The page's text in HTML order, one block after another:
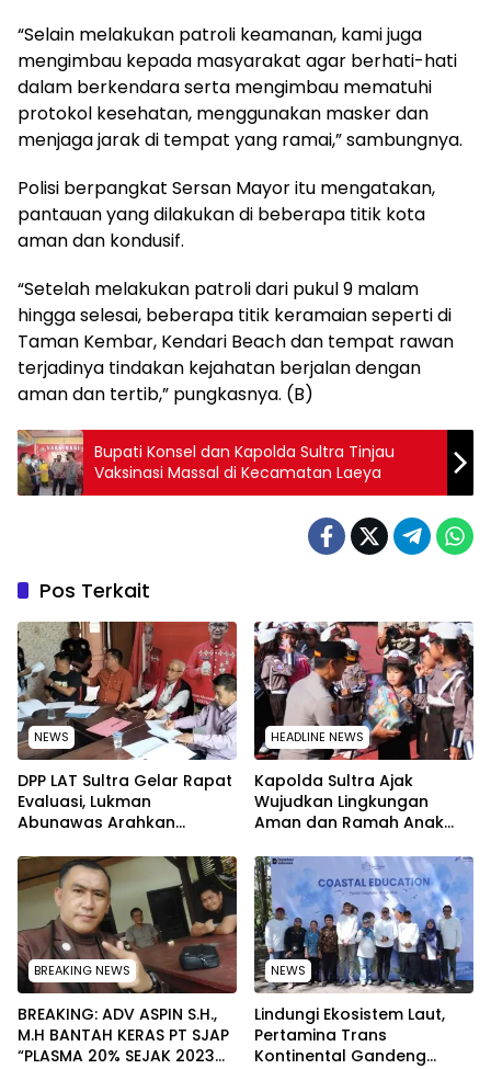
“Selain melakukan patroli keamanan, kami juga
mengimbau kepada masyarakat agar berhati-hati
dalam berkendara serta mengimbau mematuhi
protokol kesehatan, menggunakan masker dan
menjaga jarak di tempat yang ramai,” sambungnya.
Polisi berpangkat Sersan Mayor itu mengatakan,
pantauan yang dilakukan di beberapa titik kota
aman dan kondusif.
“Setelah melakukan patroli dari pukul 9 malam
hingga selesai, beberapa titik keramaian seperti di
Taman Kembar, Kendari Beach dan tempat rawan
terjadinya tindakan kejahatan berjalan dengan
aman dan tertib,” pungkasnya. (B)
Bupati Konsel dan Kapolda Sultra Tinjau
Vaksinasi Massal di Kecamatan Laeya
Pos Terkait
NEWS
‎DPP LAT Sultra Gelar Rapat
Evaluasi, Lukman
Abunawas Arahkan
Secara Rutin dan
Menyeluruh
HEADLINE NEWS
Kapolda Sultra Ajak
Wujudkan Lingkungan
Aman dan Ramah Anak
Nasional 2026
BREAKING NEWS
BREAKING: ADV ASPIN S.H.,
M.H BANTAH KERAS PT SJAP
“PLASMA 20% SEJAK 2023
NEWS
Lindungi Ekosistem Laut,
Pertamina Trans
Kontinental Gandeng